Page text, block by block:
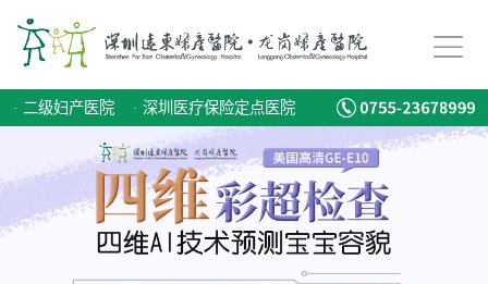
· 二级妇产医院 · 深圳医疗保险定点医院